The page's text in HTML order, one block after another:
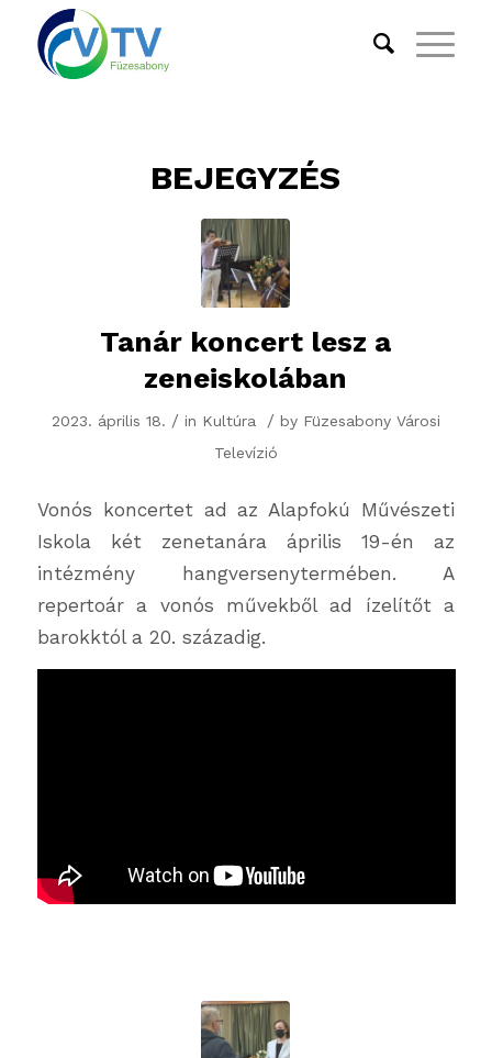
BEJEGYZÉS
Tanár koncert lesz a
zeneiskolában
2023. április 18. / in Kultúra / by Füzesabony Városi
Televízió
Vonós koncertet ad az Alapfokú Művészeti
Iskola két zenetanára április 19-én az
intézmény hangversenytermében. A
repertoár a vonós művekből ad ízelítőt a
barokktól a 20. századig.